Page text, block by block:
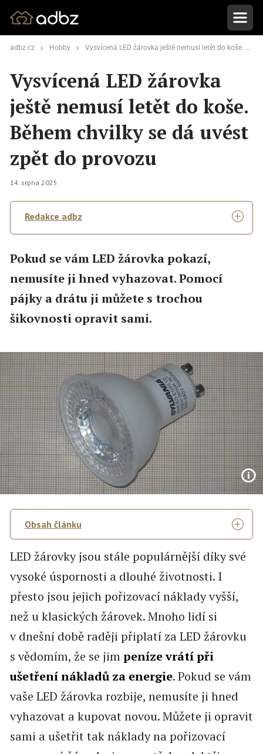
adbz.cz Hobby Vysvícená LED žárovka ještě nemusí letět do koše. Během chvilky se dá uvést zpět do provozu
Vysvícená LED žárovka
ještě nemusí letět do koše.
Během chvilky se dá uvést
zpět do provozu
14. srpna 2025
Redakce adbz
Pokud se vám LED žárovka pokazí,
nemusíte ji hned vyhazovat. Pomocí
pájky a drátu ji můžete s trochou
šikovnosti opravit sami.
Obsah článku
LED žárovky jsou stále populárnější díky své
vysoké úspornosti a dlouhé životnosti. I
přesto jsou jejich pořizovací náklady vyšší,
než u klasických žárovek. Mnoho lidí si
v dnešní době raději připlatí za LED žárovku
s vědomím, že se jimpeníze vrátí při
ušetření nákladů za energie. Pokud se vám
vaše LED žárovka rozbije, nemusíte ji hned
vyhazovat a kupovat novou. Můžete ji opravit
sami a ušetřit tak náklady na pořizovací